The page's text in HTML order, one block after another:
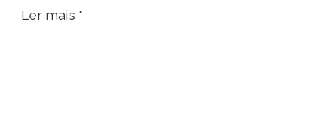
Ler mais "